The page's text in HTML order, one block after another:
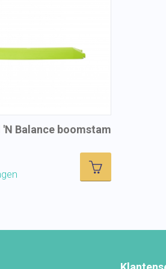
'N Balance boomstam